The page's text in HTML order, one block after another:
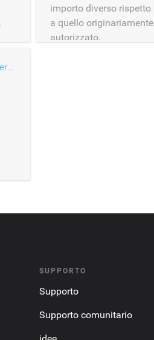
importo diverso rispetto
a quello originariamente
autorizzato.
Inserimento del numero di carta
SUPPORTO
Supporto
Supporto comunitario